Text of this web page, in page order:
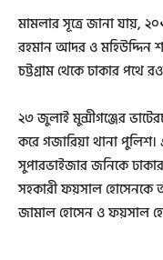
মামলার সূত্রে জানা যায়,
রহমান আদর ও মহিউদ্দিন
চট্টগ্রাম থেকে ঢাকার পথে
২৩ জুলাই মুন্সীগঞ্জের
করে গজারিয়া থানা পুলিশ।
সুপারভাইজার জনিকে
সহকারী ফয়সাল হোসেনকে
জামাল হোসেন ও ফয়সাল